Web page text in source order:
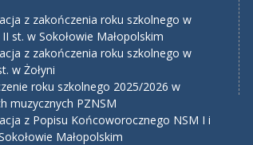
z zakończenia roku szkolnego w
st. w Sokołowie Małopolskim
z zakończenia roku szkolnego w
w Żołyni
roku szkolnego 2025/2026 w
muzycznych PZNSM
z Popisu Końcoworocznego NSM I i
Małopolskim